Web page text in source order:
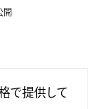
開
で提供して